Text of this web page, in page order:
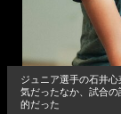
ジュニア選手の石井
気だったなか、試合
的だった